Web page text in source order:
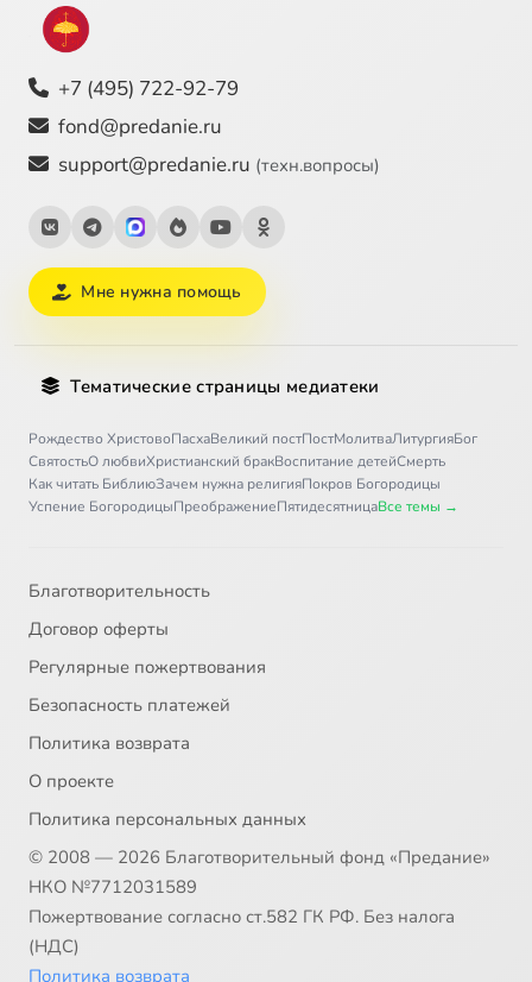
+7 (495) 722-92-79
fond@predanie.ru
support@predanie.ru (техн.вопросы)
Мне нужна помощь
Тематические страницы медиатеки
Рождество ХристовоПасхаВеликий постПостМолитваЛитургияБог
СвятостьО любвиХристианский бракВоспитание детейСмерть
Как читать БиблиюЗачем нужна религияПокров Богородицы
Успение БогородицыПреображениеПятидесятницаВсе темы →
Благотворительность
Договор оферты
Регулярные пожертвования
Безопасность платежей
Политика возврата
О проекте
Политика персональных данных
© 2008 — 2026 Благотворительный фонд «Предание»
НКО №7712031589
Пожертвование согласно ст.582 ГК РФ. Без налога
(НДС)
Политика возврата